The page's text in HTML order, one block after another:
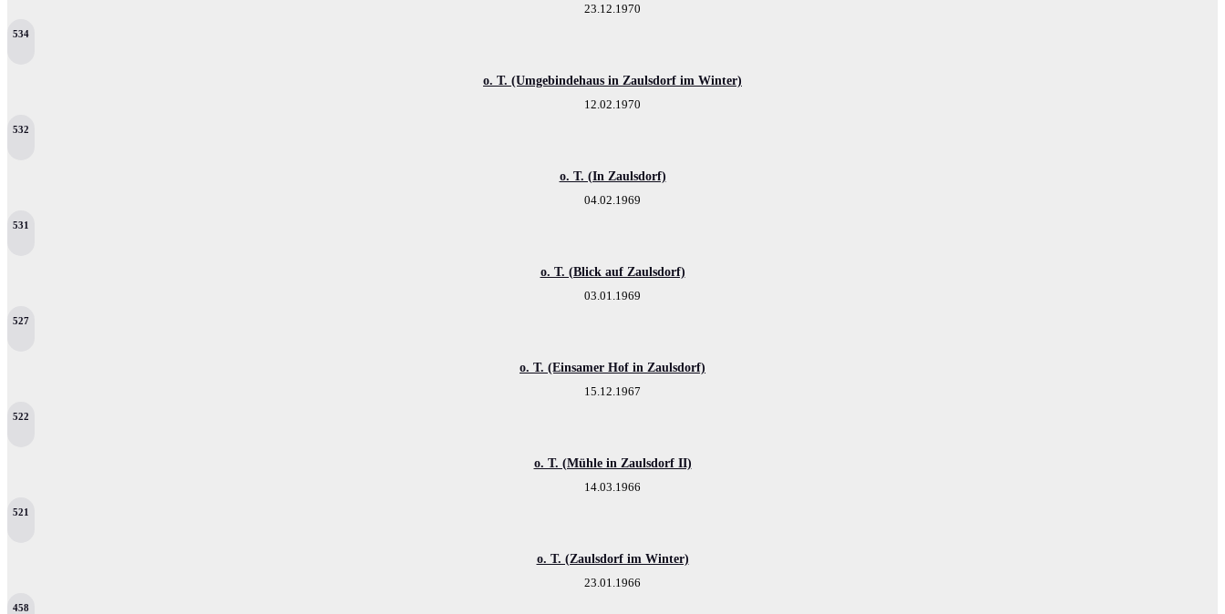
23.12.1970
534
o. T. (Umgebindehaus in Zaulsdorf im Winter)
12.02.1970
532
o. T. (In Zaulsdorf)
04.02.1969
531
o. T. (Blick auf Zaulsdorf)
03.01.1969
527
o. T. (Einsamer Hof in Zaulsdorf)
15.12.1967
522
o. T. (Mühle in Zaulsdorf II)
14.03.1966
521
o. T. (Zaulsdorf im Winter)
23.01.1966
458